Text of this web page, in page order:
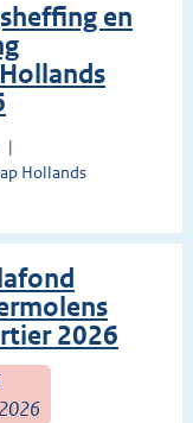
en
Hollands
2026